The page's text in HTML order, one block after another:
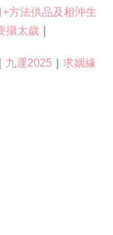
方法供品及相沖生
攝太歲
九運2025
求姻緣